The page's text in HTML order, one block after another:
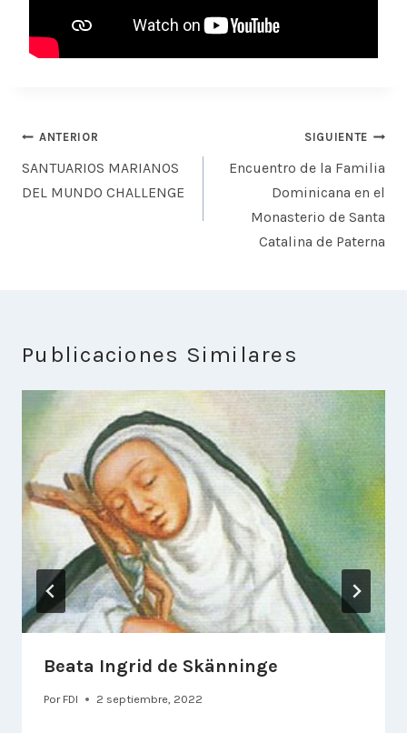
Navegación
de
entradas
ANTERIOR
SANTUARIOS MARIANOS
DEL MUNDO CHALLENGE
SIGUIENTE
Encuentro de la Familia
Dominicana en el
Monasterio de Santa
Catalina de Paterna
Publicaciones Similares
Beata Ingrid de Skänninge
Por FDI 2 septiembre, 2022